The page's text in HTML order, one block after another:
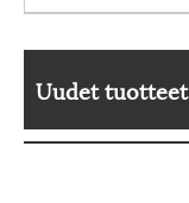
Uudet tuotteet